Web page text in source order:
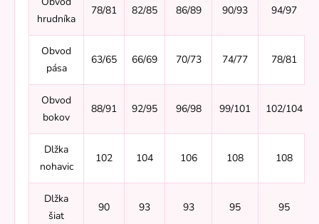
hrudníka
78/81 82/85 86/89 90/93 94/97
Obvod
pása
63/65 66/69 70/73 74/77 78/81
Obvod
bokov
88/91 92/95 96/98 99/101 102/104
Dlžka
nohavic
102 104 106 108 108
Dlžka
šiat
90 93 93 95 95